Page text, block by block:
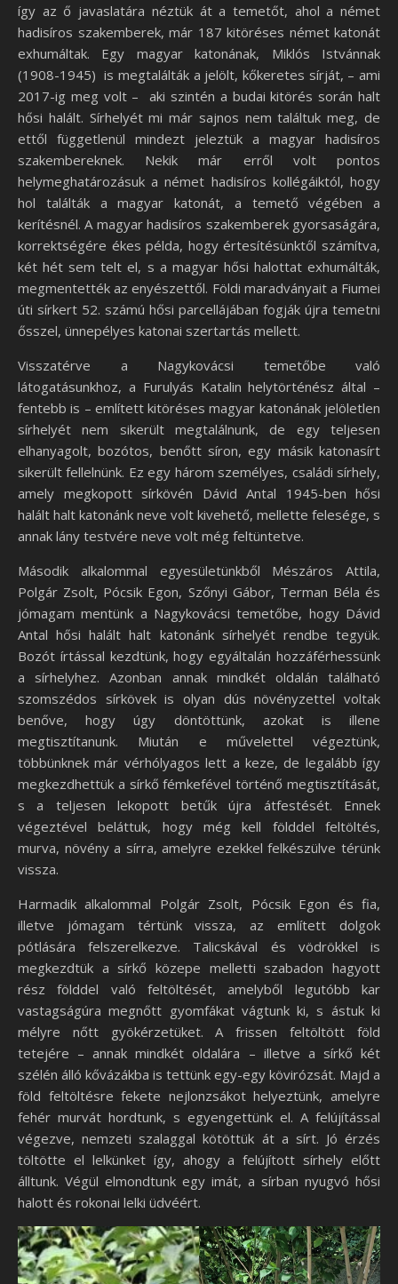
így az ő javaslatára néztük át a temetőt, ahol a német
hadisíros szakemberek, már 187 kitöréses német katonát
exhumáltak. Egy magyar katonának, Miklós Istvánnak
(1908-1945) is megtalálták a jelölt, kőkeretes sírját, – ami
2017-ig meg volt – aki szintén a budai kitörés során halt
hősi halált. Sírhelyét mi már sajnos nem találtuk meg, de
ettől függetlenül mindezt jeleztük a magyar hadisíros
szakembereknek. Nekik már erről volt pontos
helymeghatározásuk a német hadisíros kollégáiktól, hogy
hol találták a magyar katonát, a temető végében a
kerítésnél. A magyar hadisíros szakemberek gyorsaságára,
korrektségére ékes példa, hogy értesítésünktől számítva,
két hét sem telt el, s a magyar hősi halottat exhumálták,
megmentették az enyészettől. Földi maradványait a Fiumei
úti sírkert 52. számú hősi parcellájában fogják újra temetni
ősszel, ünnepélyes katonai szertartás mellett.
Visszatérve a Nagykovácsi temetőbe való
látogatásunkhoz, a Furulyás Katalin helytörténész által –
fentebb is – említett kitöréses magyar katonának jelöletlen
sírhelyét nem sikerült megtalálnunk, de egy teljesen
elhanyagolt, bozótos, benőtt síron, egy másik katonasírt
sikerült fellelnünk. Ez egy három személyes, családi sírhely,
amely megkopott sírkövén Dávid Antal 1945-ben hősi
halált halt katonánk neve volt kivehető, mellette felesége, s
annak lány testvére neve volt még feltüntetve.
Második alkalommal egyesületünkből Mészáros Attila,
Polgár Zsolt, Pócsik Egon, Szőnyi Gábor, Terman Béla és
jómagam mentünk a Nagykovácsi temetőbe, hogy Dávid
Antal hősi halált halt katonánk sírhelyét rendbe tegyük.
Bozót írtással kezdtünk, hogy egyáltalán hozzáférhessünk
a sírhelyhez. Azonban annak mindkét oldalán található
szomszédos sírkövek is olyan dús növényzettel voltak
benőve, hogy úgy döntöttünk, azokat is illene
megtisztítanunk. Miután e művelettel végeztünk,
többünknek már vérhólyagos lett a keze, de legalább így
megkezdhettük a sírkő fémkefével történő megtisztítását,
s a teljesen lekopott betűk újra átfestését. Ennek
végeztével beláttuk, hogy még kell földdel feltöltés,
murva, növény a sírra, amelyre ezekkel felkészülve térünk
vissza.
Harmadik alkalommal Polgár Zsolt, Pócsik Egon és fia,
illetve jómagam tértünk vissza, az említett dolgok
pótlására felszerelkezve. Talicskával és vödrökkel is
megkezdtük a sírkő közepe melletti szabadon hagyott
rész földdel való feltöltését, amelyből legutóbb kar
vastagságúra megnőtt gyomfákat vágtunk ki, s ástuk ki
mélyre nőtt gyökérzetüket. A frissen feltöltött föld
tetejére – annak mindkét oldalára – illetve a sírkő két
szélén álló kővázákba is tettünk egy-egy kövirózsát. Majd a
föld feltöltésre fekete nejlonzsákot helyeztünk, amelyre
fehér murvát hordtunk, s egyengettünk el. A felújítással
végezve, nemzeti szalaggal kötöttük át a sírt. Jó érzés
töltötte el lelkünket így, ahogy a felújított sírhely előtt
álltunk. Végül elmondtunk egy imát, a sírban nyugvó hősi
halott és rokonai lelki üdvéért.